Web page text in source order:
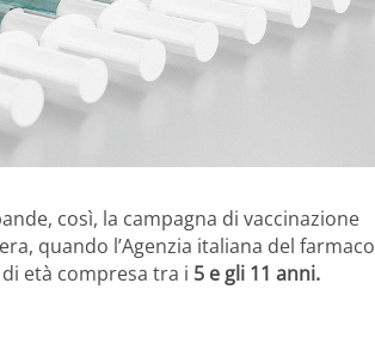
così, la campagna di vaccinazione
quando l’Agenzia italiana del farmaco
età compresa tra i 5 e gli 11 anni.